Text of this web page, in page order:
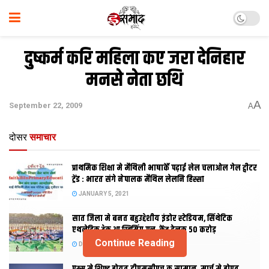
दुष्कर्म करि महिला कए जरा देनिहार
मनसे नेता छथि
September 22, 2009 AA
दोसर समाचार
प्राथमिक शि‍क्षा मे मैथि‍ली भाषाकेँ पढ़ाई लेल चलाओल गेल ट्वीटर
ट्रेंड : भारत संगे नेपालक मैथिल लेलनि हिस्सा
JANUARY 5, 2021
सात जिला मे बनत बहुउद्देशीय इंडोर स्‍टेडि‍यम, सिंथेटिक
एथलेटिक ट्रेक आ स्विमिंग पुल, केंद्र देलक 50 करोड़
DECEMBER 26, 2020
Continue Reading